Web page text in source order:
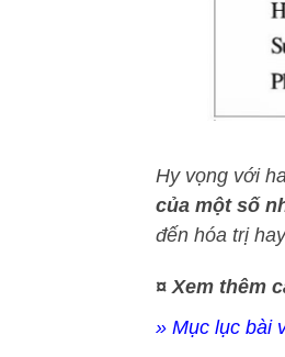
Hy vọng với
của một số
đến hóa trị
¤ Xem thêm
» Mục lục bài